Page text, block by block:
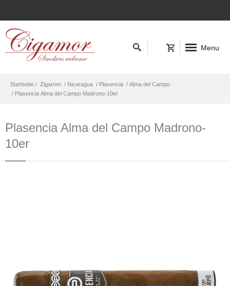
Menu
Startseite / Zigarren / Nicaragua / Plasencia / Alma del Campo
/ Plasencia Alma del Campo Madrono-10er
Plasencia Alma del Campo Madrono-
10er